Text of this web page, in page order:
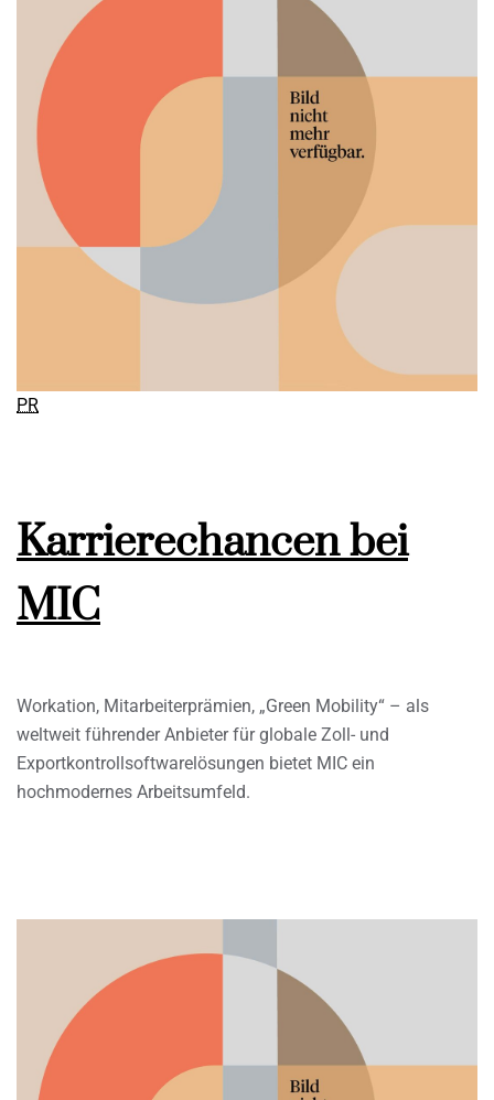
PR
Karrierechancen bei
MIC
Workation, Mitarbeiterprämien, „Green Mobility“ – als
weltweit führender Anbieter für globale Zoll- und
Exportkontrollsoftwarelösungen bietet MIC ein
hochmodernes Arbeitsumfeld.